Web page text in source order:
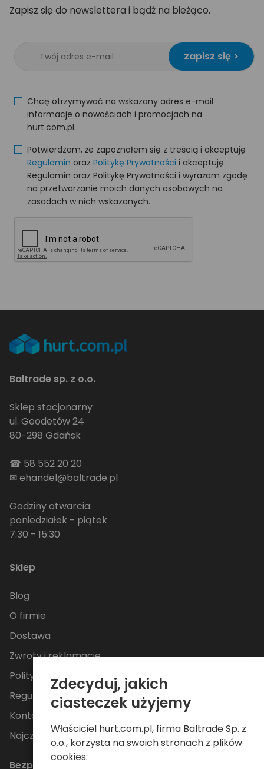
Zapisz się do newslettera i bądź na bieżąco.
zapisz się >
Chcę otrzymywać na wskazany adres e-mail
informacje o nowościach i promocjach na
hurt.com.pl.
Potwierdzam, że zapoznałem się z treścią i akceptuję
Regulamin oraz Politykę Prywatności i akceptuję
Regulamin oraz Politykę Prywatności i wyrażam zgodę
na przetwarzanie moich danych osobowych na
zasadach w nich wskazanych.
Baltrade sp. z o.o.
Sklep stacjonarny
ul. Geodetów 24
80-298 Gdańsk
☎ 58 552 20 20
✉ehandel@baltrade.pl
Godziny otwarcia:
poniedziałek - piątek
7:30 - 15:30
Sklep
Blog
O firmie
Dostawa
Zwroty i reklamacje
Polityka Prywatności
Regulamin
Kontakt
Najczęściej zadawane pytania
Bezpieczne płatności
Zdecyduj, jakich
ciasteczek użyjemy
Właściciel hurt.com.pl, firma Baltrade Sp. z
o.o., korzysta na swoich stronach z plików
cookies: